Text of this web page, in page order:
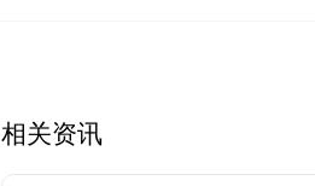
相关资讯